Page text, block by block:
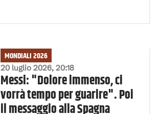
20 luglio 2026, 20:18
MONDIALI 2026
Messi: "Dolore immenso, ci
vorrà tempo per guarire". Poi
il messaggio alla Spagna